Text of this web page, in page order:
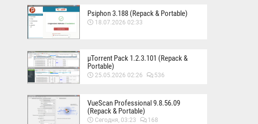
Psiphon 3.188 (Repack & Portable)
18.07.2026 02:33
µTorrent Pack 1.2.3.101 (Repack &
Portable)
25.05.2026 02:26 536
VueScan Professional 9.8.56.09
(Repack & Portable)
Сегодня, 03:23 168